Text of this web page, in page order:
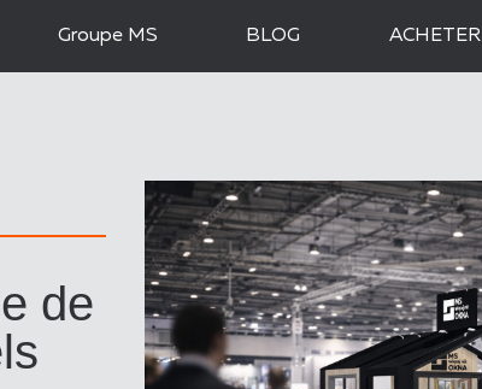
Groupe MS BLOG ACHETER
de